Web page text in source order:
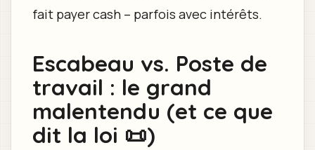
fait payer cash – parfois avec intérêts.
Escabeau vs. Poste de
travail : le grand
malentendu (et ce que
dit la loi 📜)